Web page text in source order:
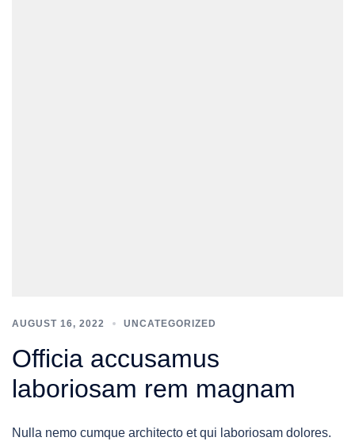
AUGUST 16, 2022 UNCATEGORIZED
Officia accusamus
laboriosam rem magnam
Nulla nemo cumque architecto et qui laboriosam dolores.